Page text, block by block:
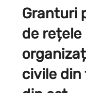
Granturi
de
civile din